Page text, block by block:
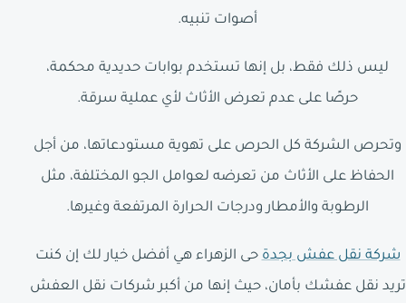
أصوات تنبيه.
ليس ذلك فقط، بل إنها تستخدم بوابات حديدية محكمة،
حرصًا على عدم تعرض الأثاث لأي عملية سرقة.
وتحرص الشركة كل الحرص على تهوية مستودعاتها، من أجل
الحفاظ على الأثاث من تعرضه لعوامل الجو المختلفة، مثل
الرطوبة والأمطار ودرجات الحرارة المرتفعة وغيرها.
شركة نقل عفش بجدةحى الزهراء هي أفضل خيار لك إن كنت
تريد نقل عفشك بأمان، حيث إنها من أكبر شركات نقل العفش